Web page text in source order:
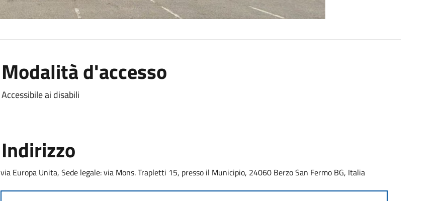
Modalità d'accesso
Accessibile ai disabili
Indirizzo
via Europa Unita, Sede legale: via Mons. Trapletti 15, presso il Municipio, 24060 Berzo San Fermo BG, Italia